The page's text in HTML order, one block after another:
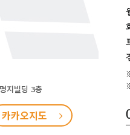
지빌딩 3층
카카오지도